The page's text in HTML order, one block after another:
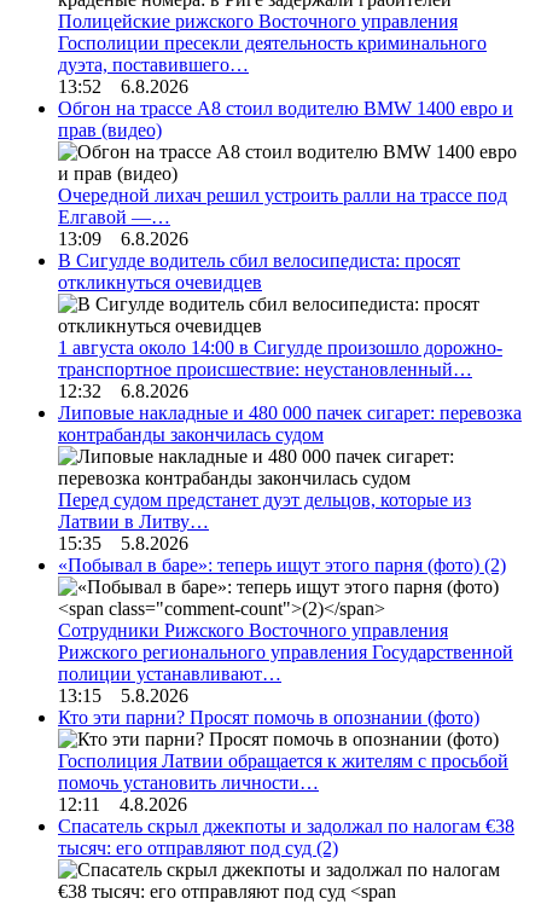
Полицейские рижского Восточного управления
Госполиции пресекли деятельность криминального
дуэта, поставившего…
13:52 6.8.2026
Обгон на трассе А8 стоил водителю BMW 1400 евро и
прав (видео)
Очередной лихач решил устроить ралли на трассе под
Елгавой —…
13:09 6.8.2026
В Сигулде водитель сбил велосипедиста: просят
откликнуться очевидцев
1 августа около 14:00 в Сигулде произошло дорожно-
транспортное происшествие: неустановленный…
12:32 6.8.2026
Липовые накладные и 480 000 пачек сигарет: перевозка
контрабанды закончилась судом
Перед судом предстанет дуэт дельцов, которые из
Латвии в Литву…
15:35 5.8.2026
«Побывал в баре»: теперь ищут этого парня (фото) (2)
Сотрудники Рижского Восточного управления
Рижского регионального управления Государственной
полиции устанавливают…
13:15 5.8.2026
Кто эти парни? Просят помочь в опознании (фото)
Госполиция Латвии обращается к жителям с просьбой
помочь установить личности…
12:11 4.8.2026
Спасатель скрыл джекпоты и задолжал по налогам €38
тысяч: его отправляют под суд (2)